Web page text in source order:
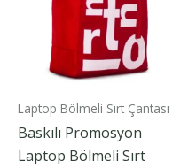
Laptop Bölmeli Sırt Çantası
Baskılı Promosyon
Laptop Bölmeli Sırt